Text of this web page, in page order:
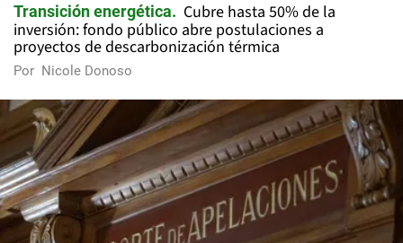
Transición energética
Cubre hasta 50% de la
inversión: fondo público abre postulaciones a
proyectos de descarbonización térmica
Por Nicole Donoso